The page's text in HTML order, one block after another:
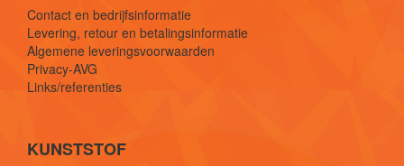
Contact en bedrijfsinformatie
Levering, retour en betalingsinformatie
Algemene leveringsvoorwaarden
Privacy-AVG
Links/referenties
KUNSTSTOF